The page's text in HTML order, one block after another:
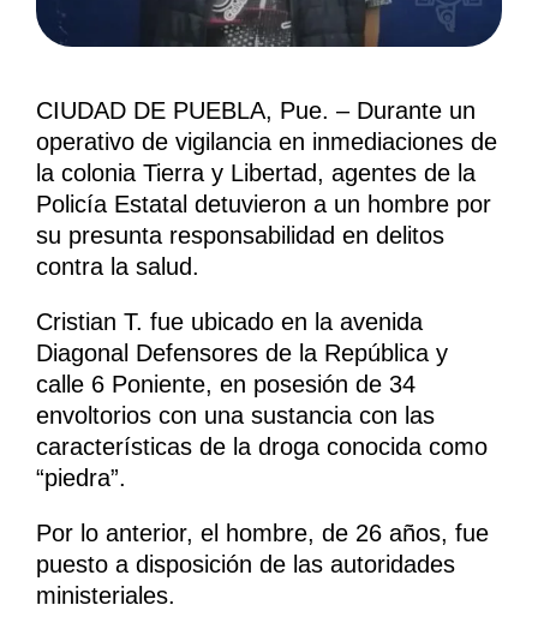
CIUDAD DE PUEBLA, Pue. – Durante un
operativo de vigilancia en inmediaciones de
la colonia Tierra y Libertad, agentes de la
Policía Estatal detuvieron a un hombre por
su presunta responsabilidad en delitos
contra la salud.
Cristian T. fue ubicado en la avenida
Diagonal Defensores de la República y
calle 6 Poniente, en posesión de 34
envoltorios con una sustancia con las
características de la droga conocida como
“piedra”.
Por lo anterior, el hombre, de 26 años, fue
puesto a disposición de las autoridades
ministeriales.